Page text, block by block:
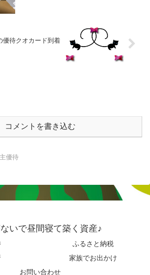
優待クオカード到着
コメントを書き込む
優待
いで昼間寝て築く資産♪
ふるさと納税
家族でお出かけ
お問い合わせ